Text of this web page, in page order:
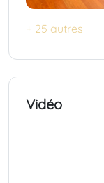
+ 25 autres
Vidéo